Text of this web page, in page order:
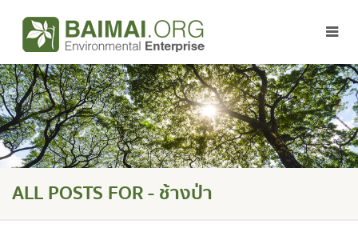
ALL POSTS FOR - ช้างป่า